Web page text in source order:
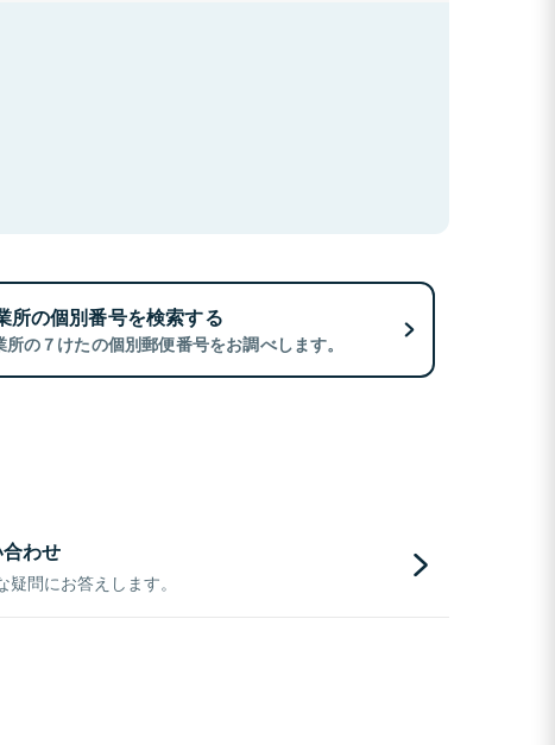
所の個別番号を検索する
所の７けたの個別郵便番号をお調べします。
わせ
問にお答えします。